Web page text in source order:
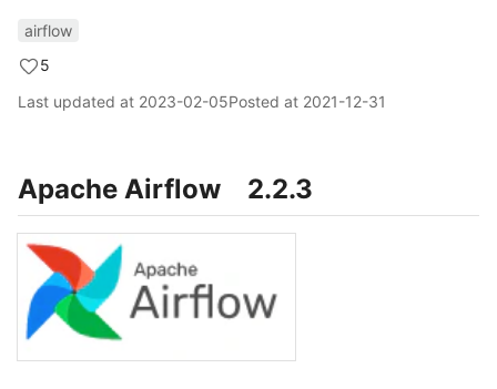
airflow
5
Last updated at 2023-02-05Posted at 2021-12-31
Apache Airflow 2.2.3